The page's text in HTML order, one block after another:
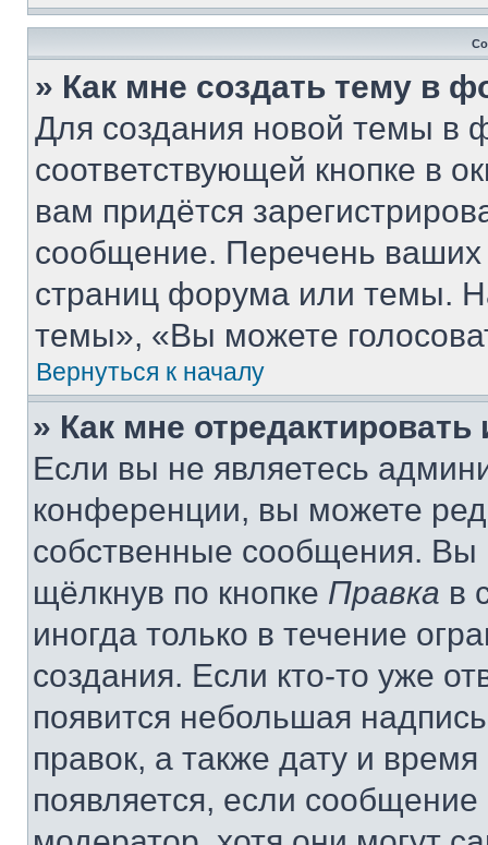
» Как мне создать тему в
Для создания новой темы в
соответствующей кнопке в
вам придётся
сообщение. Перечень ваших
страниц форума или темы.
темы», «Вы можете
Вернуться к началу
» Как мне
Если вы не являетесь
конференции, вы можете
собственные сообщения. Вы
щёлкнув по кнопке Правка в
иногда только в течение
создания. Если кто-то уже
появится небольшая
правок, а также дату и
появляется, если